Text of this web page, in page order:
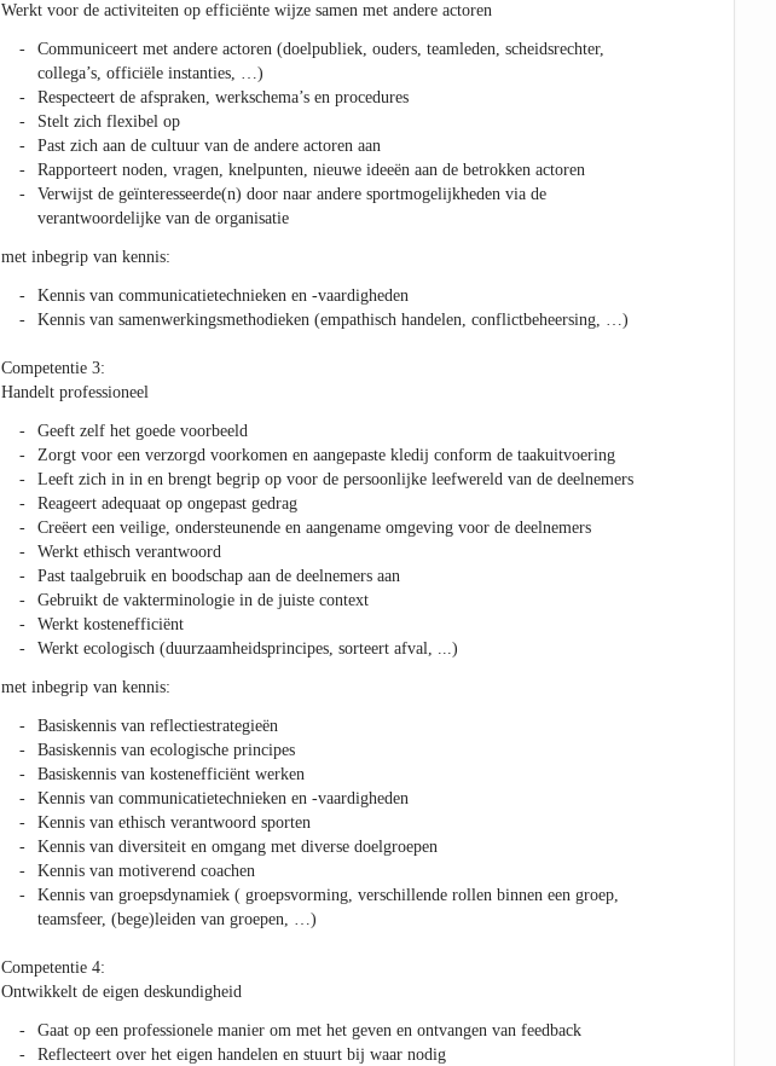
Werkt voor de activiteiten op efficiënte wijze samen met andere actoren
Communiceert met andere actoren (doelpubliek, ouders, teamleden, scheidsrechter,
collega’s, officiële instanties, …)
Respecteert de afspraken, werkschema’s en procedures
Stelt zich flexibel op
Past zich aan de cultuur van de andere actoren aan
Rapporteert noden, vragen, knelpunten, nieuwe ideeën aan de betrokken actoren
Verwijst de geïnteresseerde(n) door naar andere sportmogelijkheden via de
verantwoordelijke van de organisatie
met inbegrip van kennis:
Kennis van communicatietechnieken en -vaardigheden
Kennis van samenwerkingsmethodieken (empathisch handelen, conflictbeheersing, …)
Competentie 3:
Handelt professioneel
Geeft zelf het goede voorbeeld
Zorgt voor een verzorgd voorkomen en aangepaste kledij conform de taakuitvoering
Leeft zich in in en brengt begrip op voor de persoonlijke leefwereld van de deelnemers
Reageert adequaat op ongepast gedrag
Creëert een veilige, ondersteunende en aangename omgeving voor de deelnemers
Werkt ethisch verantwoord
Past taalgebruik en boodschap aan de deelnemers aan
Gebruikt de vakterminologie in de juiste context
Werkt kostenefficiënt
Werkt ecologisch (duurzaamheidsprincipes, sorteert afval, ...)
met inbegrip van kennis:
Basiskennis van reflectiestrategieën
Basiskennis van ecologische principes
Basiskennis van kostenefficiënt werken
Kennis van communicatietechnieken en -vaardigheden
Kennis van ethisch verantwoord sporten
Kennis van diversiteit en omgang met diverse doelgroepen
Kennis van motiverend coachen
Kennis van groepsdynamiek ( groepsvorming, verschillende rollen binnen een groep,
teamsfeer, (bege)leiden van groepen, …)
Competentie 4:
Ontwikkelt de eigen deskundigheid
Gaat op een professionele manier om met het geven en ontvangen van feedback
Reflecteert over het eigen handelen en stuurt bij waar nodig